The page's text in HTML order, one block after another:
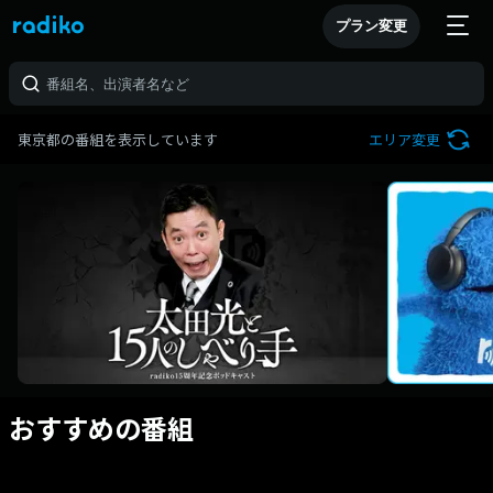
プラン変更
東京都の番組を表示しています エリア変更
おすすめの番組